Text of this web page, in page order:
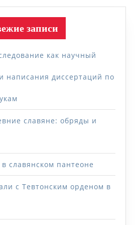
записи
как научный
написания диссертаций по
славяне: обряды и
славянском пантеоне
с Тевтонским орденом в